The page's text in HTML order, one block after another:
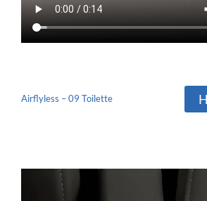
Airflyless – 09 Toilette